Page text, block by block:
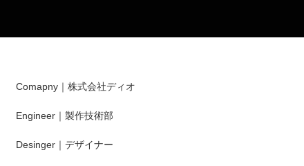
Comapny｜株式会社ディオ
Engineer｜製作技術部
Desinger｜デザイナー